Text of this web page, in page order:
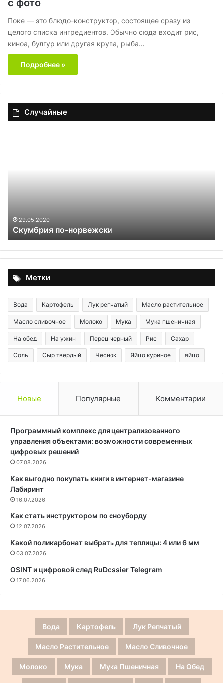
с фото
Поке — это блюдо-конструктор, состоящее сразу из
целого списка ингредиентов. Обычно сюда входит рис,
киноа, булгур или другая крупа, рыба…
Подробнее »
Случайные
29.05.2020
Скумбрия по-норвежски
Метки
Вода Картофель Лук репчатый Масло растительное
Масло сливочное Молоко Мука Мука пшеничная
На обед На ужин Перец черный Рис Сахар
Соль Сыр твердый Чеснок Яйцо куриное яйцо
Новые Популярные Комментарии
Программный комплекс для централизованного
управления объектами: возможности современных
цифровых решений
07.08.2026
Как выгодно покупать книги в интернет-магазине
Лабиринт
16.07.2026
Как стать инструктором по сноуборду
12.07.2026
Какой поликарбонат выбрать для теплицы: 4 или 6 мм
03.07.2026
OSINT и цифровой след RuDossier Telegram
17.06.2026
Вода Картофель Лук Репчатый
Масло Растительное Масло Сливочное
Молоко Мука Мука Пшеничная На Обед